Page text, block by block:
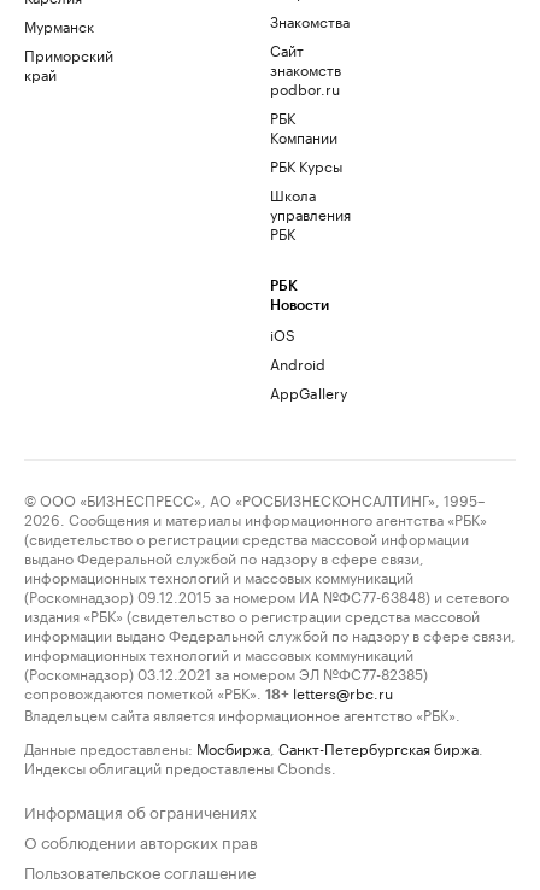
Мурманск
Приморский
край
Знакомства
Сайт
знакомств
podbor.ru
РБК
Компании
РБК Курсы
Школа
управления
РБК
РБК
Новости
iOS
Android
AppGallery
© ООО «БИЗНЕСПРЕСС», АО «РОСБИЗНЕСКОНСАЛТИНГ», 1995–
2026. Сообщения и материалы информационного агентства «РБК»
(свидетельство о регистрации средства массовой информации
выдано Федеральной службой по надзору в сфере связи,
информационных технологий и массовых коммуникаций
(Роскомнадзор) 09.12.2015 за номером ИА №ФС77-63848) и сетевого
издания «РБК» (свидетельство о регистрации средства массовой
информации выдано Федеральной службой по надзору в сфере связи,
информационных технологий и массовых коммуникаций
(Роскомнадзор) 03.12.2021 за номером ЭЛ №ФС77-82385)
сопровождаются пометкой «РБК».
18+ letters@rbc.ru
Владельцем сайта является информационное агентство «РБК».
Данные предоставлены: Мосбиржа Санкт-Петербургская биржа
Индексы облигаций предоставлены Cbonds.
Информация об ограничениях
О соблюдении авторских прав
Пользовательское соглашение